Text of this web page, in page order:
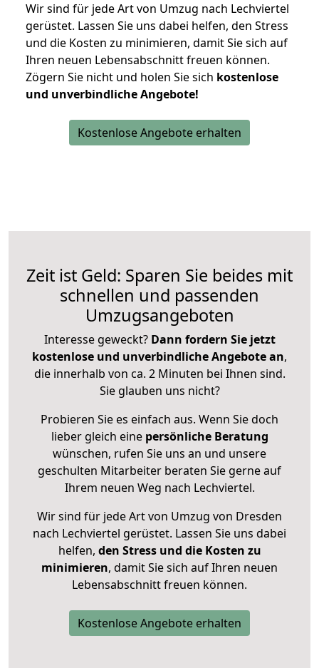
Wir sind für jede Art von Umzug nach Lechviertel
gerüstet. Lassen Sie uns dabei helfen, den Stress
und die Kosten zu minimieren, damit Sie sich auf
Ihren neuen Lebensabschnitt freuen können.
Zögern Sie nicht und holen Sie sich kostenlose
und unverbindliche Angebote!
Kostenlose Angebote erhalten
Zeit ist Geld: Sparen Sie beides mit
schnellen und passenden
Umzugsangeboten
Interesse geweckt? Dann fordern Sie jetzt
kostenlose und unverbindliche Angebote an,
die innerhalb von ca. 2 Minuten bei Ihnen sind.
Sie glauben uns nicht?
Probieren Sie es einfach aus. Wenn Sie doch
lieber gleich eine persönliche Beratung
wünschen, rufen Sie uns an und unsere
geschulten Mitarbeiter beraten Sie gerne auf
Ihrem neuen Weg nach Lechviertel.
Wir sind für jede Art von Umzug von Dresden
nach Lechviertel gerüstet. Lassen Sie uns dabei
helfen, den Stress und die Kosten zu
minimieren, damit Sie sich auf Ihren neuen
Lebensabschnitt freuen können.
Kostenlose Angebote erhalten